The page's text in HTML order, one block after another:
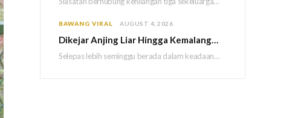
BAWANG VIRAL AUGUST 4, 2026
Dikejar Anjing Liar Hingga Kemalangan, Mekanik Berdepan Risiko Kecederaan Otak Kekal
Selepas lebih seminggu berada dalam keadaan koma akibat kemalangan dipercayai berpunca daripada kejadian dikejar sekumpulan…